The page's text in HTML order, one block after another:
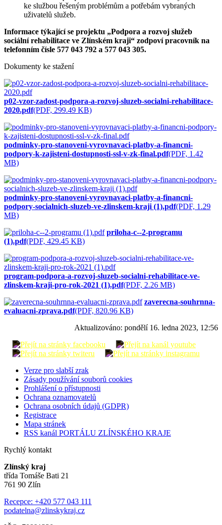
ke službou řešeným problémům a potřebám vybraných
uživatelů služeb.
Informace týkající se projektu „Podpora a rozvoj služeb
sociální rehabilitace ve Zlínském kraji“ zodpoví pracovník na
telefonním čísle 577 043 792 a 577 043 305.
Dokumenty ke stažení
p02-vzor-zadost-podpora-a-rozvoj-sluzeb-socialni-rehabilitace-
2020.pdf(PDF, 299.49 KB)
podminky-pro-stanoveni-vyrovnavaci-platby-a-financni-
podpory-k-zajisteni-dostupnosti-ssl-v-zk-final.pdf(PDF, 1.42
MB)
podminky-pro-stanoveni-vyrovnavaci-platby-a-financni-
podpory-socialnich-sluzeb-ve-zlinskem-kraji (1).pdf(PDF, 1.29
MB)
priloha-c--2-programu
(1).pdf(PDF, 429.45 KB)
program-podpora-a-rozvoj-sluzeb-socialni-rehabilitace-ve-
zlinskem-kraji-pro-rok-2021 (1).pdf(PDF, 2.26 MB)
zaverecna-souhrnna-
evaluacni-zprava.pdf(PDF, 820.96 KB)
Aktualizováno: pondělí 16. ledna 2023, 12:56
Verze pro slabší zrak
Zásady používání souborů cookies
Prohlášení o přístupnosti
Ochrana oznamovatelů
Ochrana osobních údajů (GDPR)
Registrace
Mapa stránek
RSS kanál PORTÁLU ZLÍNSKÉHO KRAJE
Rychlý kontakt
Zlínský kraj
třída Tomáše Bati 21
761 90 Zlín
Recepce: +420 577 043 111
podatelna@zlinskykraj.cz